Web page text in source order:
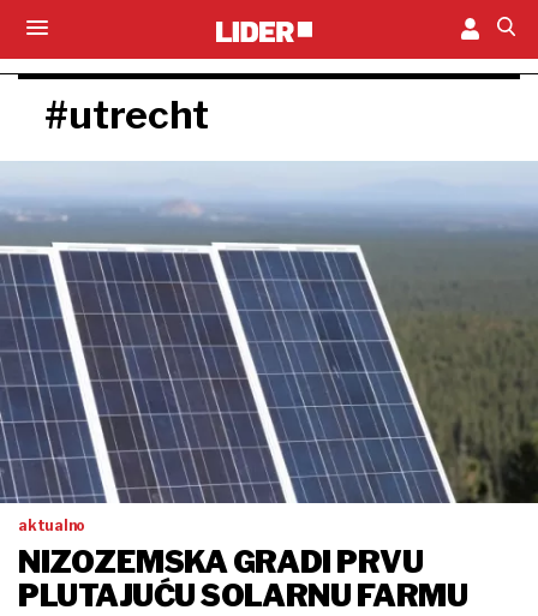
#utrecht
aktualno
NIZOZEMSKA GRADI PRVU
PLUTAJUĆU SOLARNU FARMU